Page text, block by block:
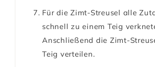
Für die Zimt-Streusel alle
schnell zu einem Teig
Anschließend die Zimt-
Teig verteilen.